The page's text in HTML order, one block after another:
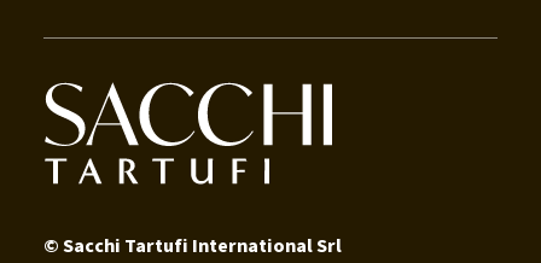
© Sacchi Tartufi International Srl